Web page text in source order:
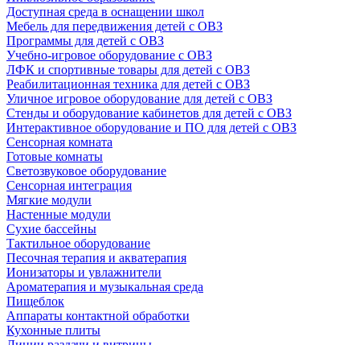
Доступная среда в оснащении школ
Мебель для передвижения детей с ОВЗ
Программы для детей с ОВЗ
Учебно-игровое оборудование с ОВЗ
ЛФК и спортивные товары для детей с ОВЗ
Реабилитационная техника для детей с ОВЗ
Уличное игровое оборудование для детей с ОВЗ
Стенды и оборудование кабинетов для детей с ОВЗ
Интерактивное оборудование и ПО для детей с ОВЗ
Сенсорная комната
Готовые комнаты
Светозвуковое оборудование
Сенсорная интеграция
Мягкие модули
Настенные модули
Сухие бассейны
Тактильное оборудование
Песочная терапия и акватерапия
Ионизаторы и увлажнители
Ароматерапия и музыкальная среда
Пищеблок
Аппараты контактной обработки
Кухонные плиты